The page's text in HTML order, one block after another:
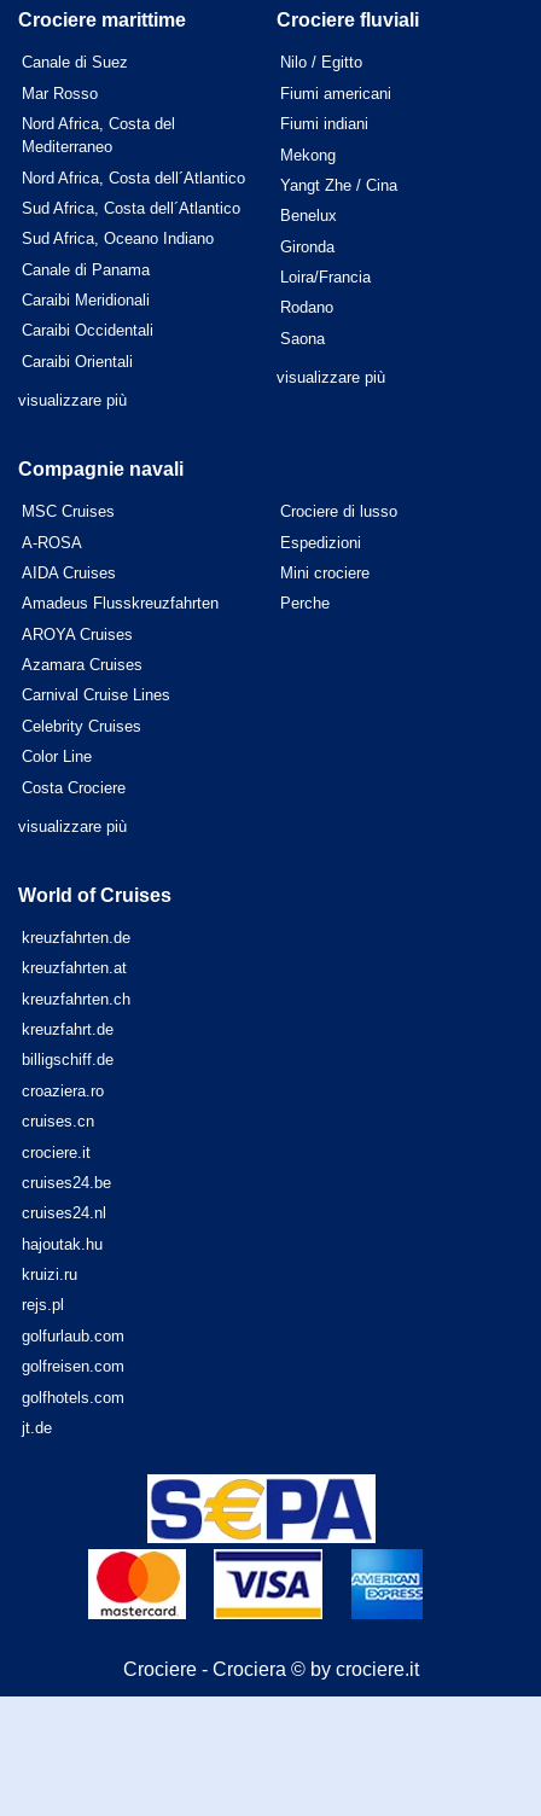
Crociere marittime
Canale di Suez
Mar Rosso
Nord Africa, Costa del
Mediterraneo
Nord Africa, Costa dell´Atlantico
Sud Africa, Costa dell´Atlantico
Sud Africa, Oceano Indiano
Canale di Panama
Caraibi Meridionali
Caraibi Occidentali
Caraibi Orientali
visualizzare più
Crociere fluviali
Nilo / Egitto
Fiumi americani
Fiumi indiani
Mekong
Yangt Zhe / Cina
Benelux
Gironda
Loira/Francia
Rodano
Saona
visualizzare più
Compagnie navali
MSC Cruises
A-ROSA
AIDA Cruises
Amadeus Flusskreuzfahrten
AROYA Cruises
Azamara Cruises
Carnival Cruise Lines
Celebrity Cruises
Color Line
Costa Crociere
visualizzare più
Crociere di lusso
Espedizioni
Mini crociere
Perche
World of Cruises
kreuzfahrten.de
kreuzfahrten.at
kreuzfahrten.ch
kreuzfahrt.de
billigschiff.de
croaziera.ro
cruises.cn
crociere.it
cruises24.be
cruises24.nl
hajoutak.hu
kruizi.ru
rejs.pl
golfurlaub.com
golfreisen.com
golfhotels.com
jt.de
Crociere - Crociera © by crociere.it